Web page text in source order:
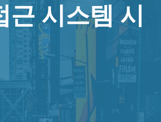
근 시스템 시